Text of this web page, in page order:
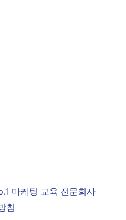
침